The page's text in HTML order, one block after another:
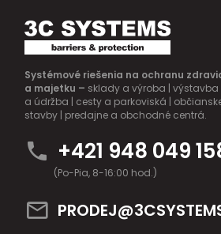
Systémové riešenia na ochranu
a majetku – sklady a výroba | výstavba
a údržba | cesty a parkoviská |
stavby | predajne a obchodné centrá.
+421 948 049
(Po-Pia, 8-16:00 hod.)